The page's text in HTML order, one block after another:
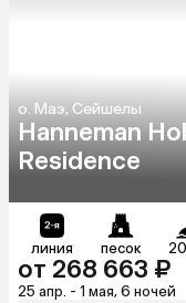
о. Маэ, Сейшелы
Hanneman
Residence
линия песок
от 268 663 ₽
25 апр. - 1 мая, 6 ночей